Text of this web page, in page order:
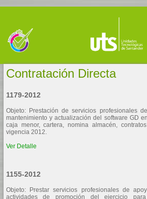
Contratación Directa
1179-2012
Objeto: Prestación de servicios profesionales
mantenimiento y actualización del software GD
caja menor, cartera, nomina almacén,
vigencia 2012.
Ver Detalle
1155-2012
Objeto: Prestar servicios profesionales de
actividades de promoción del ejercicio